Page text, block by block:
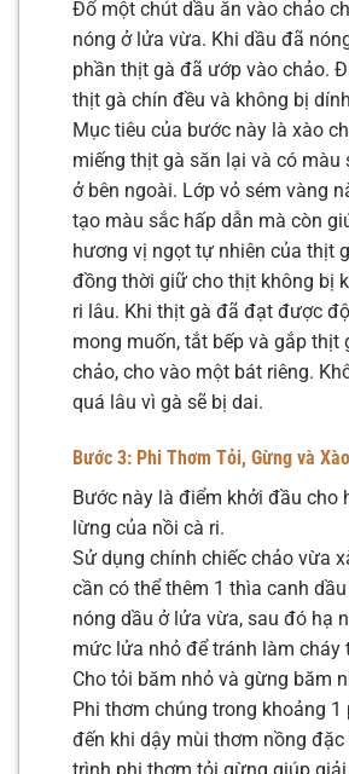
Đổ một chút dầu ăn vào chảo
nóng ở lửa vừa. Khi dầu đã
phần thịt gà đã ướp vào chảo.
thịt gà chín đều và không bị
Mục tiêu của bước này là xào
miếng thịt gà săn lại và có màu
ở bên ngoài. Lớp vỏ sém vàng
tạo màu sắc hấp dẫn mà còn
hương vị ngọt tự nhiên của thịt
đồng thời giữ cho thịt không bị
ri lâu. Khi thịt gà đã đạt được
mong muốn, tắt bếp và gắp thịt
chảo, cho vào một bát riêng.
quá lâu vì gà sẽ bị dai.
Bước 3: Phi Thơm Tỏi, Gừng và
Bước này là điểm khởi đầu cho
lừng của nồi cà ri.
Sử dụng chính chiếc chảo vừa
cần có thể thêm 1 thìa canh
nóng dầu ở lửa vừa, sau đó hạ
mức lửa nhỏ để tránh làm cháy
Cho tỏi băm nhỏ và gừng băm
Phi thơm chúng trong khoảng 1
đến khi dậy mùi thơm nồng đặc